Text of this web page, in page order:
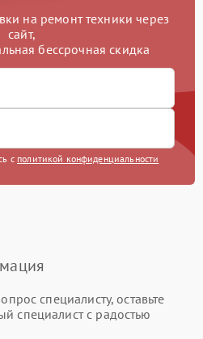
на ремонт техники через
сайт,
бессрочная скидка
с политикой конфиденциальности
специалисту, оставьте
специалист с радостью